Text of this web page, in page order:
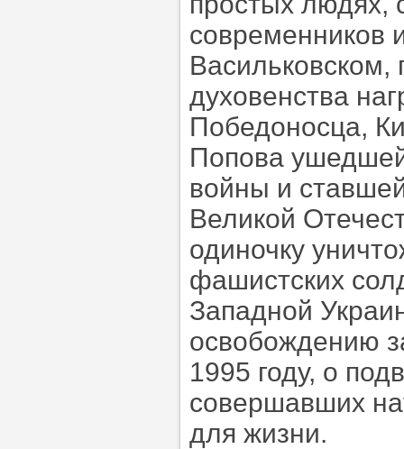
современников
Васильковском,
духовенства
Победоносца,
Попова
войны и
Великой
одиночку
фашистских
Западной
освобождению
1995 году, о
совершавших
для жизни.